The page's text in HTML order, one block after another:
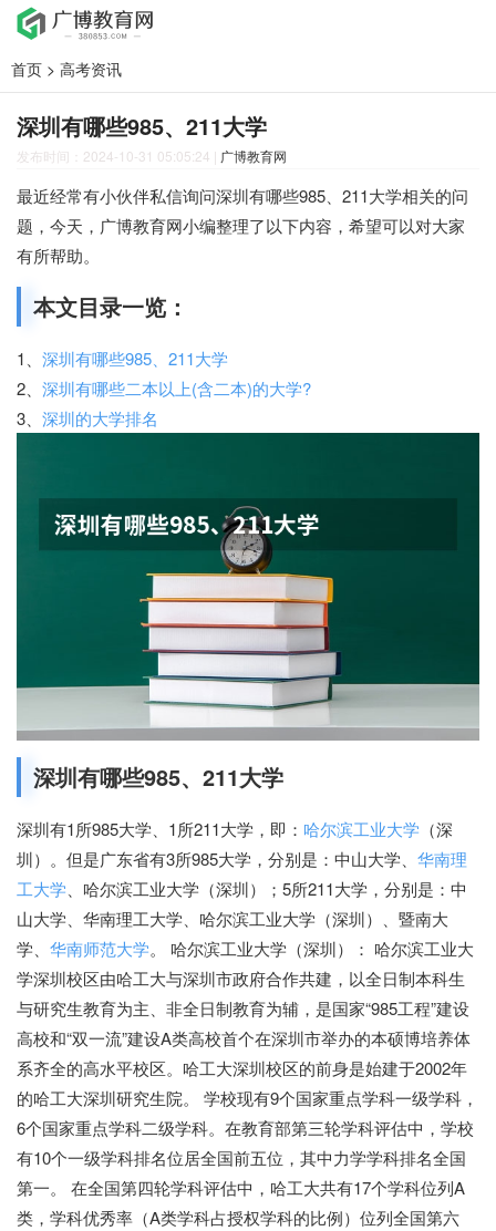
首页 > 高考资讯
深圳有哪些985、211大学
发布时间：2024-10-31 05:05:24 | 广博教育网
最近经常有小伙伴私信询问深圳有哪些985、211大学相关的问
题，今天，广博教育网小编整理了以下内容，希望可以对大家
有所帮助。
本文目录一览：
1、 深圳有哪些985、211大学
2、 深圳有哪些二本以上(含二本)的大学?
3、 深圳的大学排名
深圳有哪些985、211大学
深圳有1所985大学、1所211大学，即： 哈尔滨工业大学 （深
圳）。但是广东省有3所985大学，分别是：中山大学、 华南理
工大学、哈尔滨工业大学（深圳）；5所211大学，分别是：中
山大学、华南理工大学、哈尔滨工业大学（深圳）、暨南大
学、 华南师范大学。 哈尔滨工业大学（深圳）： 哈尔滨工业大
学深圳校区由哈工大与深圳市政府合作共建，以全日制本科生
与研究生教育为主、非全日制教育为辅，是国家“985工程”建设
高校和“双一流”建设A类高校首个在深圳市举办的本硕博培养体
系齐全的高水平校区。哈工大深圳校区的前身是始建于2002年
的哈工大深圳研究生院。 学校现有9个国家重点学科一级学科，
6个国家重点学科二级学科。在教育部第三轮学科评估中，学校
有10个一级学科排名位居全国前五位，其中力学学科排名全国
第一。 在全国第四轮学科评估中，哈工大共有17个学科位列A
类，学科优秀率（A类学科占授权学科的比例）位列全国第六